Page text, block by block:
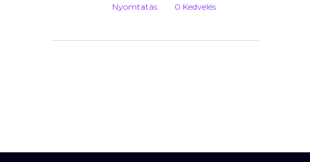
Nyomtatás 0 Kedvelés